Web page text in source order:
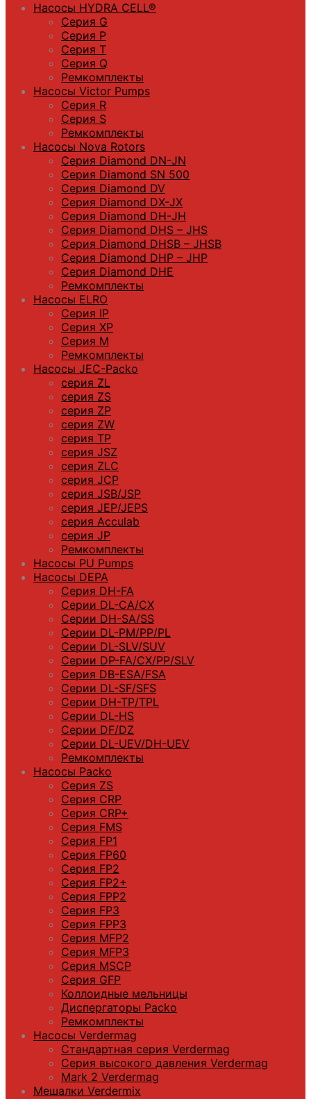
Насосы HYDRA CELL®
Серия G
Серия P
Серия T
Серия Q
Ремкомплекты
Насосы Victor Pumps
Серия R
Серия S
Ремкомплекты
Насосы Nova Rotors
Серия Diamond DN-JN
Серия Diamond SN 500
Серия Diamond DV
Серия Diamond DX-JX
Серия Diamond DH-JH
Серия Diamond DHS – JHS
Серия Diamond DHSB – JHSB
Серия Diamond DHP – JHP
Серия Diamond DHE
Ремкомплекты
Насосы ELRO
Серия IP
Серия XP
Серия M
Ремкомплекты
Насосы JEC-Packo
серия ZL
серия ZS
серия ZP
серия ZW
серия TP
серия JSZ
серия ZLC
серия JCP
серия JSB/JSP
серия JEP/JEPS
серия Acculab
серия JP
Ремкомплекты
Насосы PU Pumps
Насосы DEPA
Серия DH-FA
Серии DL-CA/CX
Серии DH-SA/SS
Серии DL-PM/РР/PL
Серии DL-SLV/SUV
Серии DP-FA/CX/PP/SLV
Серия DB-ЕSA/FSA
Серии DL-SF/SFS
Серии DН-ТP/ТPL
Серии DL-HS
Серии DF/DZ
Серии DL-UEV/DH-UEV
Ремкомплекты
Насосы Packo
Серия ZS
Серия CRP
Серия CRP+
Серия FMS
Серия FP1
Серия FP60
Серия FP2
Серия FP2+
Серия FPP2
Серия FP3
Серия FPP3
Серия МFP2
Серия МFP3
Серия MSCP
Серия GFP
Коллоидные мельницы
Диспергаторы Packo
Ремкомплекты
Насосы Verdermag
Стандартная серия Verdermag
Серия высокого давления Verdermag
Mark 2 Verdermag
Мешалки Verdermix